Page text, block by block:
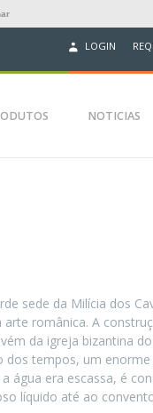
LOGIN
NOTICIAS
sede da Milícia dos
românica. A
da igreja bizantina
dos tempos, um
água era escassa, é
líquido até ao